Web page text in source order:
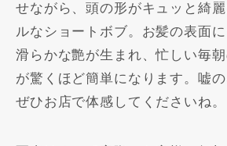
せながら、頭の形がキュッと綺
ルなショートボブ。お髪の表面
滑らかな艶が生まれ、忙しい毎
が驚くほど簡単になります。嘘の
ぜひお店で体感してくださいね。